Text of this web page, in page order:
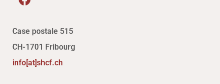
Case postale 515
CH-1701 Fribourg
info[at]shcf.ch